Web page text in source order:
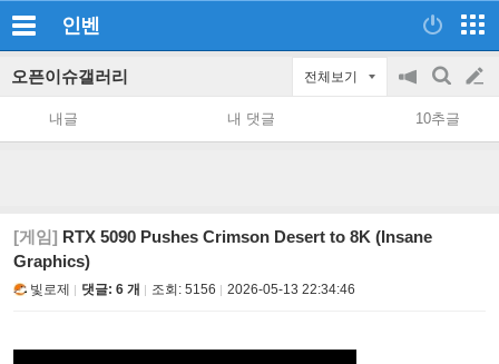
인벤
오픈이슈갤러리 전체보기
공
지
on/off
검
색
글
쓰
내글 내 댓글 10추글
[게임] RTX 5090 Pushes Crimson Desert to 8K (Insane
Graphics)
빛로제 댓글: 6 개 조회: 5156 2026-05-13 22:34:46